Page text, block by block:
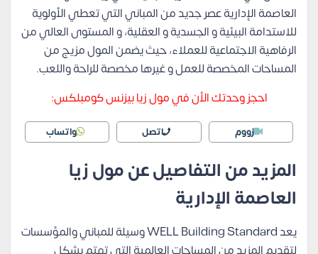
العاصمة الإدارية عصر جديد من المباني التي تعطي الأولوية
للاستدامة البيئية و الجسدية و العقلية، و المستوى العالي من
الرفاهية الاجتماعية للعملاء، حيث يضمن المول مزيج من
المساحات المخصصة للعمل و غيرها مخصصة للراحة واللعب.
احجز وحدتك الأن في مول زيا بيزنس كومبلكس:
زووم اتصل واتساب
المزيد من التفاصيل عن مول زيا
العاصمة الإدارية
يعد WELL Building Standard وسيلة للمباني والمؤسسات